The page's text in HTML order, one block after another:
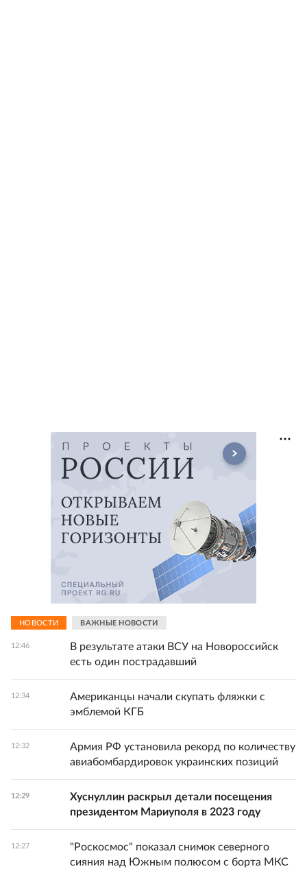
НОВОСТИ ВАЖНЫЕ НОВОСТИ
12:46
В результате атаки ВСУ на Новороссийск
есть один пострадавший
12:34
Американцы начали скупать фляжки с
эмблемой КГБ
12:32
Армия РФ установила рекорд по количеству
авиабомбардировок украинских позиций
12:29
Хуснуллин раскрыл детали посещения
президентом Мариуполя в 2023 году
12:27
"Роскосмос" показал снимок северного
сияния над Южным полюсом с борта МКС